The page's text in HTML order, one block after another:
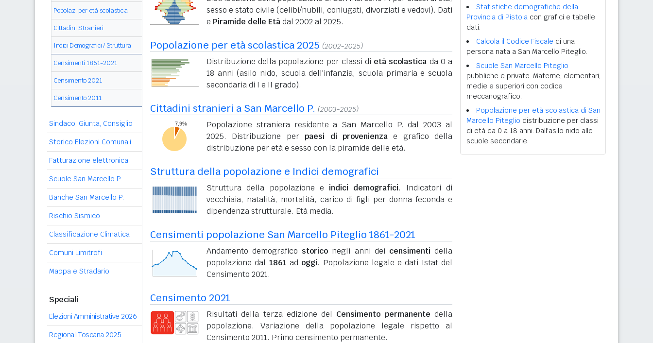
Popolaz. per età scolastica
Cittadini Stranieri
Indici Demografici / Struttura
Censimenti 1861-2021
Censimento 2021
Censimento 2011
Sindaco, Giunta, Consiglio
Storico Elezioni Comunali
Fatturazione elettronica
Scuole San Marcello P.
Banche San Marcello P.
Rischio Sismico
Classificazione Climatica
Comuni Limitrofi
Mappa e Stradario
Speciali
Elezioni Amministrative 2026
Regionali Toscana 2025
sesso e stato civile (celibi/nubili, coniugati, divorziati e vedovi). Dati
e Piramide delle Etàdal 2002 al 2025.
Popolazione per età scolastica 2025 (2002-2025)
Distribuzione della popolazione per classi di età scolastica da 0 a
18 anni (asilo nido, scuola dell'infanzia, scuola primaria e scuola
secondaria di I e II grado).
Cittadini stranieri a San Marcello P. (2003-2025)
Popolazione straniera residente a San Marcello P. dal 2003 al
2025. Distribuzione perpaesi di provenienzae grafico della
distribuzione per età e sesso con la piramide delle età.
Struttura della popolazione e Indici demografici
Struttura della popolazione e indici demografici. Indicatori di
vecchiaia, natalità, mortalità, carico di figli per donna feconda e
dipendenza strutturale. Età media.
Censimenti popolazione San Marcello Piteglio 1861-2021
Andamento demografico storico negli anni dei censimenti della
popolazione dal 1861 ad oggi. Popolazione legale e dati Istat del
Censimento 2021.
Censimento 2021
Risultati della terza edizione del Censimento permanente della
popolazione. Variazione della popolazione legale rispetto al
Censimento 2011. Primo censimento permanente.
Statistiche demografiche della
Provincia di Pistoia con grafici e tabelle
dati.
Calcola il Codice Fiscale di una
persona nata a San Marcello Piteglio.
Scuole San Marcello Piteglio
pubbliche e private. Materne, elementari,
medie e superiori con codice
meccanografico.
Popolazione per età scolastica di San
Marcello Piteglio distribuzione per classi
di età da 0 a 18 anni. Dall'asilo nido alle
scuole secondarie.